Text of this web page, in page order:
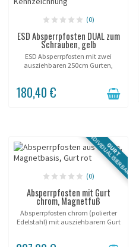
(0)
ESD Absperrpfosten DUAL zum
Schrauben, gelb
ESD Absperrpfosten mit zwei
ausziehbaren 250cm Gurten,
180,40 €
GURT
INDIVIDUALISIERBAR
(0)
Absperrpfosten mit Gurt
chrom, Magnetfuß
Absperrpfosten chrom (polierter
Edelstahl) mit ausziehbarem Gurt